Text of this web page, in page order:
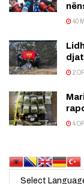
40
2
4